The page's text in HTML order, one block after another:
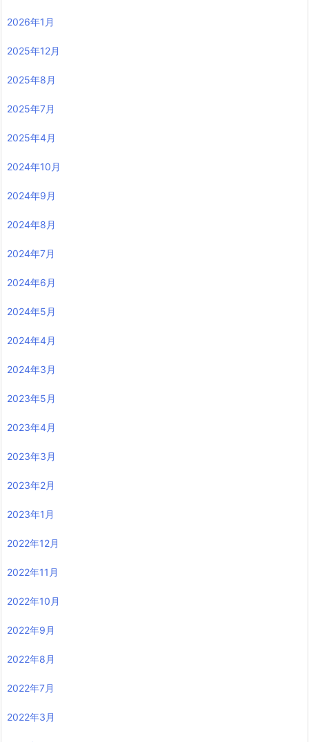
2026年1月
2025年12月
2025年8月
2025年7月
2025年4月
2024年10月
2024年9月
2024年8月
2024年7月
2024年6月
2024年5月
2024年4月
2024年3月
2023年5月
2023年4月
2023年3月
2023年2月
2023年1月
2022年12月
2022年11月
2022年10月
2022年9月
2022年8月
2022年7月
2022年3月